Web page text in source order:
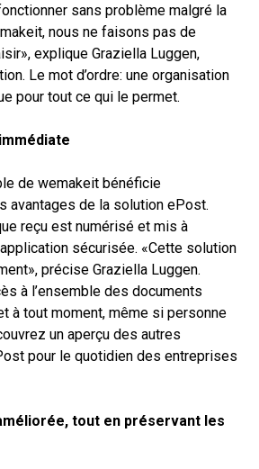
sans problème malgré la
nous ne faisons pas de
explique Graziella Luggen,
Le mot d’ordre: une organisation
pour tout ce qui le permet.
de wemakeit bénéficie
avantages de la solution ePost.
reçu est numérisé et mis à
sécurisée. «Cette solution
précise Graziella Luggen.
à l’ensemble des documents
à tout moment, même si personne
un aperçu des autres
pour le quotidien des entreprises
tout en préservant les